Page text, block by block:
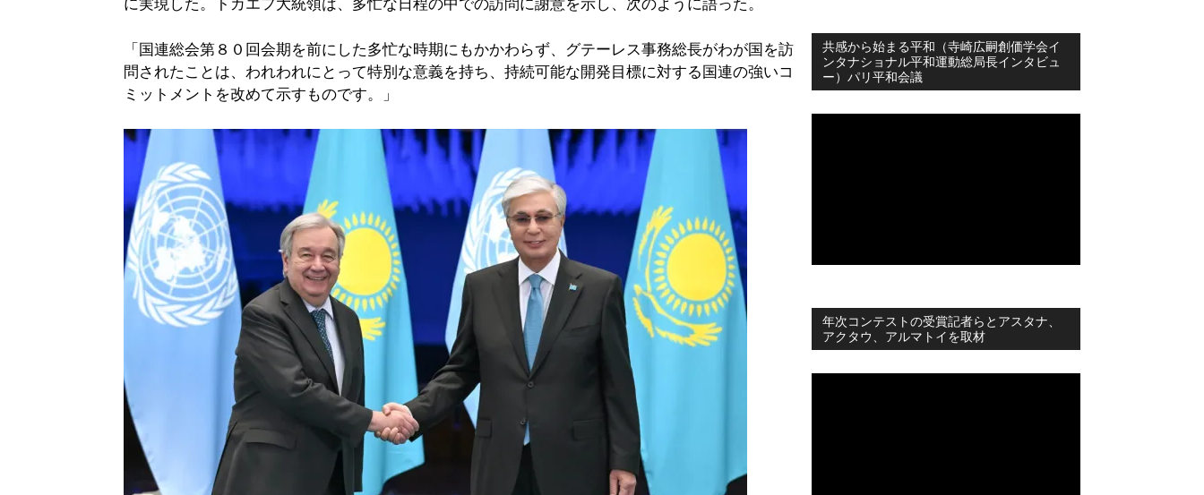
「国連総会第８０回会期を前にした多忙な時期にもかかわらず、グテーレス事務総長がわが国を訪
問されたことは、われわれにとって特別な意義を持ち、持続可能な開発目標に対する国連の強いコ
ミットメントを改めて示すものです。」
共感から始まる平和（寺崎広嗣創価学会イ
ンタナショナル平和運動総局長インタビュ
ー）パリ平和会議
年次コンテストの受賞記者らとアスタナ、
アクタウ、アルマトイを取材